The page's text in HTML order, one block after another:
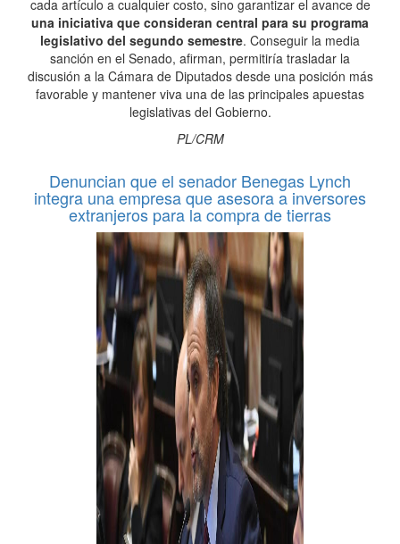
cada artículo a cualquier costo, sino garantizar el avance de
una iniciativa que consideran central para su programa
legislativo del segundo semestre. Conseguir la media
sanción en el Senado, afirman, permitiría trasladar la
discusión a la Cámara de Diputados desde una posición más
favorable y mantener viva una de las principales apuestas
legislativas del Gobierno.
PL/CRM
Denuncian que el senador Benegas Lynch
integra una empresa que asesora a inversores
extranjeros para la compra de tierras